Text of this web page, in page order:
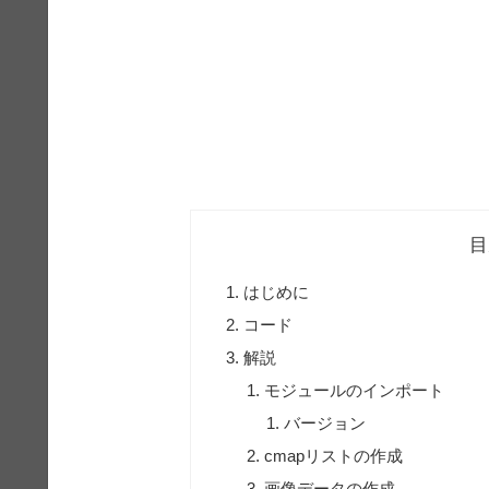
はじめに
コード
解説
モジュールのインポート
バージョン
cmapリストの作成